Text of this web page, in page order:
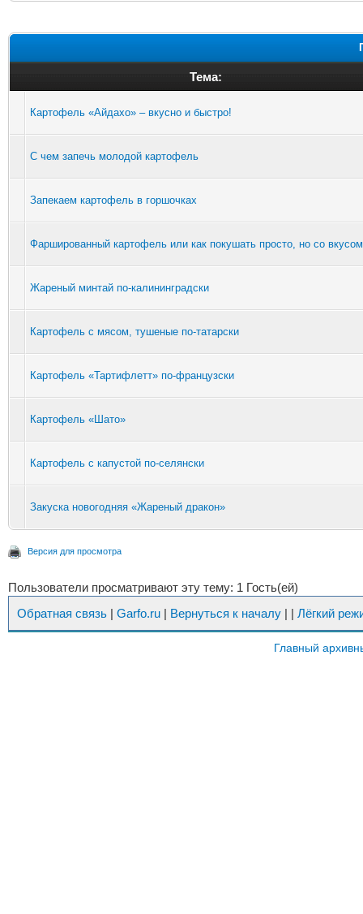
Тема:
Картофель «Айдахо» – вкусно и быстро!
С чем запечь молодой картофель
Запекаем картофель в горшочках
Фаршированный картофель или как покушать просто, но со
Жареный минтай по-калининградски
Картофель с мясом, тушеные по-татарски
Картофель «Тартифлетт» по-французски
Картофель «Шато»
Картофель с капустой по-селянски
Закуска новогодняя «Жареный дракон»
Версия для просмотра
Пользователи просматривают эту тему: 1 Гость(ей)
Обратная связь | Garfo.ru | Вернуться к началу | | Лёгкий
Главный